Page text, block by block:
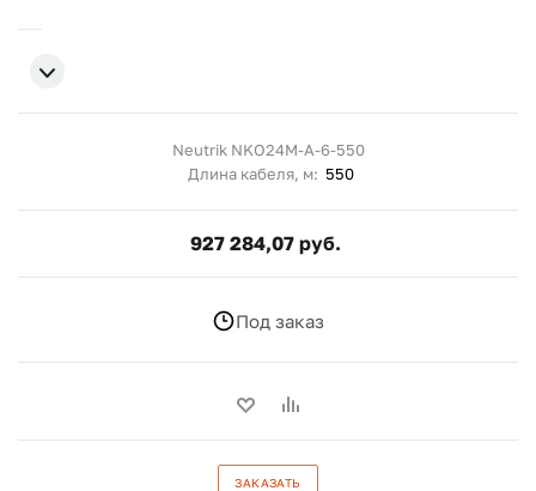
Neutrik NKO24M-A-6-550
Длина кабеля, м: 550
927 284,07 руб.
Под заказ
ЗАКАЗАТЬ